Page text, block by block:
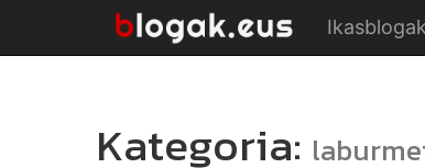
Ikasblogak
Kategoria: